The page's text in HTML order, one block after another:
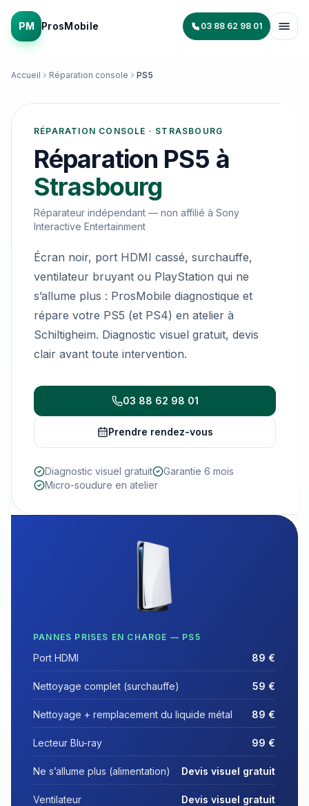
PM ProsMobile 03 88 62 98 01
Accueil Réparation console PS5
RÉPARATION CONSOLE · STRASBOURG
Réparation PS5 à
Strasbourg
Réparateur indépendant — non affilié à Sony
Interactive Entertainment
Écran noir, port HDMI cassé, surchauffe,
ventilateur bruyant ou PlayStation qui ne
s’allume plus : ProsMobile diagnostique et
répare votre PS5 (et PS4) en atelier à
Schiltigheim. Diagnostic visuel gratuit, devis
clair avant toute intervention.
03 88 62 98 01
Prendre rendez-vous
Diagnostic visuel gratuit
Garantie 6 mois
Micro-soudure en atelier
PANNES PRISES EN CHARGE — PS5
Port HDMI 89 €
Nettoyage complet (surchauffe) 59 €
Nettoyage + remplacement du liquide métal 89 €
Lecteur Blu-ray 99 €
Ne s’allume plus (alimentation) Devis visuel gratuit
Ventilateur Devis visuel gratuit